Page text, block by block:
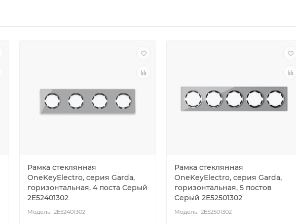
Рамка стеклянная
OneKeyElectro, серия Garda,
горизонтальная, 4 поста Серый
2E52401302
2E52401302
Рамка стеклянная
OneKeyElectro, серия Garda,
горизонтальная, 5 постов
Серый 2E52501302
2E52501302